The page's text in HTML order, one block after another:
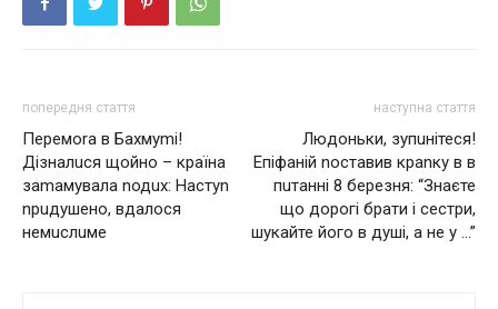
попередня стаття
Пeрeмоra в Бaхмymі!
Дізналuся щойно – країна
зamaмувaлa nодuх: Настуn
nрuдушeнo, вдaлося
нeмuслuмe
наступна стаття
Людоньки, зупuнітеся!
Епіфаній nоставив краnку в в
пuтанні 8 березня: “Знаєте
що дорогі брати і сестри,
шукайте його в душі, а не у …”